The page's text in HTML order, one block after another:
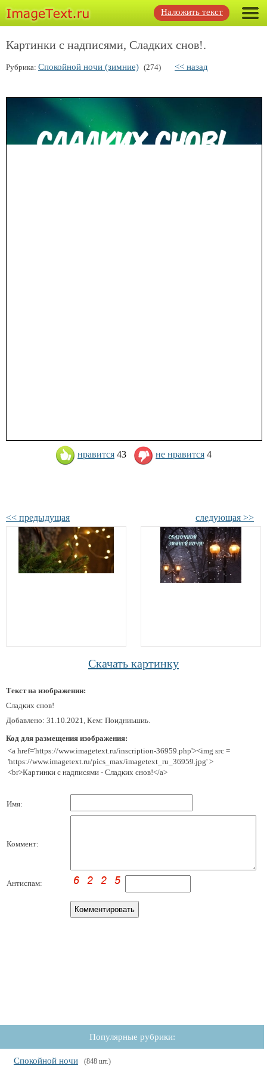
Наложить текст
Картинки с надписями, Сладких снов!.
Рубрика: Спокойной ночи (зимние) (274) << назад
нравится 43 не нравится 4
<< предыдущая следующая >>
Скачать картинку
Текст на изображении:
Сладких снов!
Добавлено: 31.10.2021, Кем: Поидниьшиь.
Код для размещения изображения:
<a href='https://www.imagetext.ru/inscription-36959.php'><img src =
'https://www.imagetext.ru/pics_max/imagetext_ru_36959.jpg' >
<br>Картинки с надписями - Сладких снов!</a>
Имя:
Коммент:
Антиспам:
Популярные рубрики:
Спокойной ночи (848 шт.)